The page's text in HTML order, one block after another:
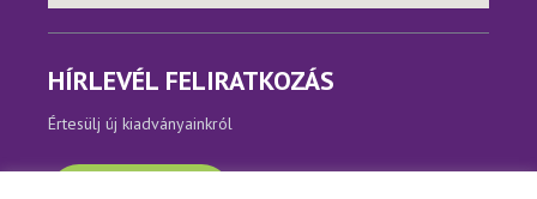
HÍRLEVÉL FELIRATKOZÁS
Értesülj új kiadványainkról